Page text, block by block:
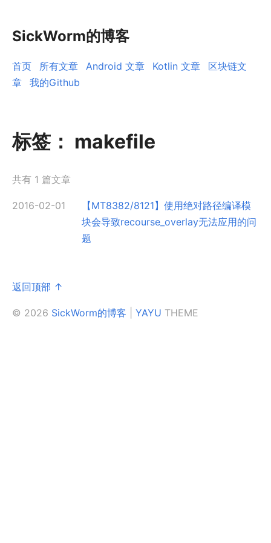
SickWorm的博客
首页 所有文章 Android 文章 Kotlin 文章
区块链文
章
我的Github
标签： makefile
共有 1 篇文章
2016-02-01
【MT8382/8121】使用绝对路径编译模
块会导致recourse_overlay无法应用的问
题
返回顶部 ↑
© 2026 SickWorm的博客 YAYU THEME